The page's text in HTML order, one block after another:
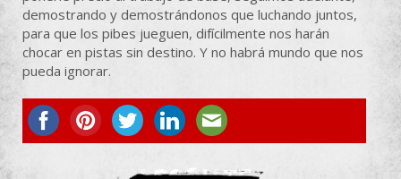
demostrando y demostrándonos que luchando juntos,
para que los pibes jueguen, difícilmente nos harán
chocar en pistas sin destino. Y no habrá mundo que nos
pueda ignorar.